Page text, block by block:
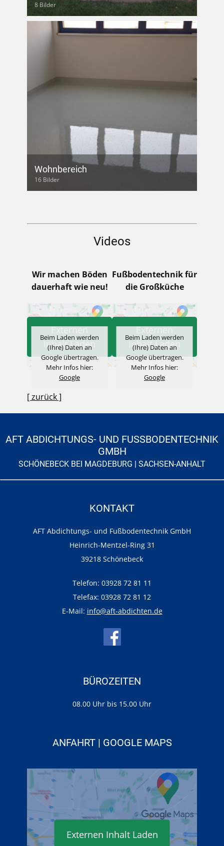
8 Bilder
Wohnbereich
16 Bilder
Videos
Wir machen Böden
dauerhaft wie neu!
Externen
Inhalt Laden
Beim Laden werden
(Ihre) Daten an
Google übertragen.
Mehr Infos hier:
Google
[ zurück ]
Fußbodentechnik für
die Großküche
Externen
Inhalt Laden
Beim Laden werden
(Ihre) Daten an
Google übertragen.
Mehr Infos hier:
Google
AFT ABDICHTUNGS- UND FUSSBODENTECHNIK G
MBH
SCHÖNEBECK BEI MAGDEBURG | SACHSEN-ANHALT
KONTAKT
AFT Abdichtungs- und Fußbodentechnik GmbH
Heinrich-Mentzel-Ring 31
39218 Schönebeck
Telefon: 03928 72 81 11
Telefax: 03928 72 81 12
E-Mail: info@aft-abdichten.de
BÜROZEITEN
08.00 Uhr bis 15.00 Uhr
ANFAHRT | GOOGLE MAPS
Externen Inhalt Laden